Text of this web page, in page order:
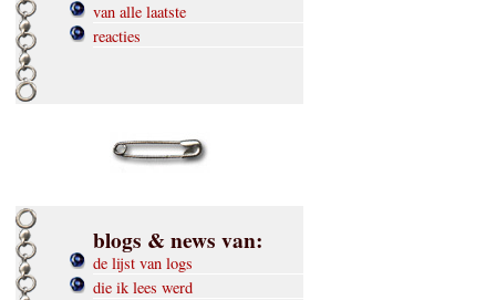
van alle laatste
reacties
blogs & news van:
de lijst van logs
die ik lees werd